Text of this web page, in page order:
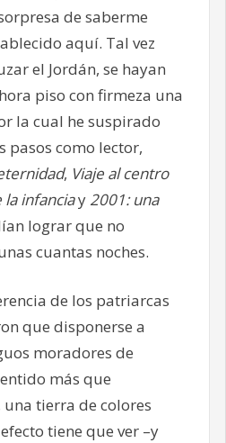
de saberme
aquí. Tal vez
el Jordán, se hayan
piso con firmeza una
la cual he suspirado
pasos como lector,
, Viaje al centro
la infanciay 2001: una
lograr que no
cuantas noches.
de los patriarcas
que disponerse a
moradores de
más que
una tierra de colores
tiene que ver –y